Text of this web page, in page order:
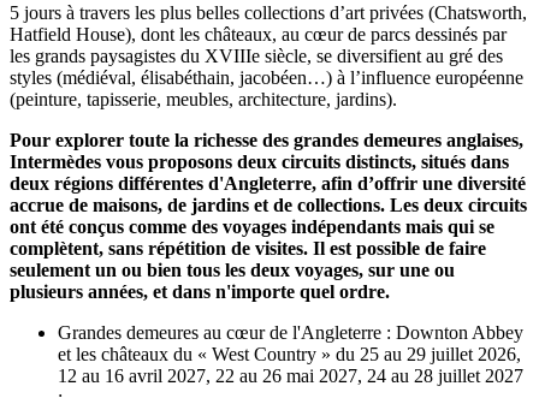
5 jours à travers les plus belles collections d’art privées (Chatsworth,
Hatfield House), dont les châteaux, au cœur de parcs dessinés par
les grands paysagistes du XVIIIe siècle, se diversifient au gré des
styles (médiéval, élisabéthain, jacobéen…) à l’influence européenne
(peinture, tapisserie, meubles, architecture, jardins).
Pour explorer toute la richesse des grandes demeures anglaises,
Intermèdes vous proposons deux circuits distincts, situés dans
deux régions différentes d'Angleterre, afin d’offrir une diversité
accrue de maisons, de jardins et de collections. Les deux circuits
ont été conçus comme des voyages indépendants mais qui se
complètent, sans répétition de visites. Il est possible de faire
seulement un ou bien tous les deux voyages, sur une ou
plusieurs années, et dans n'importe quel ordre.
Grandes demeures au cœur de l'Angleterre : Downton Abbey
et les châteaux du « West Country » du 25 au 29 juillet 2026,
12 au 16 avril 2027, 22 au 26 mai 2027, 24 au 28 juillet 2027